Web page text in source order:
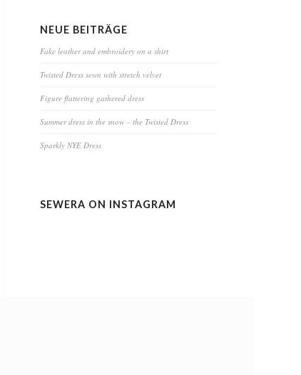
NEUE BEITRÄGE
Fake leather and embroidery on a shirt
Twisted Dress sewn with stretch velvet
Figure flattering gathered dress
Summer dress in the snow – the Twisted Dress
Sparkly NYE Dress
SEWERA ON INSTAGRAM